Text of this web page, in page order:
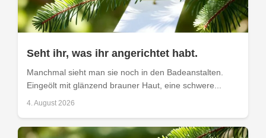
Seht ihr, was ihr angerichtet habt.
Manchmal sieht man sie noch in den Badeanstalten.
Eingeölt mit glänzend brauner Haut, eine schwere...
4. August 2026